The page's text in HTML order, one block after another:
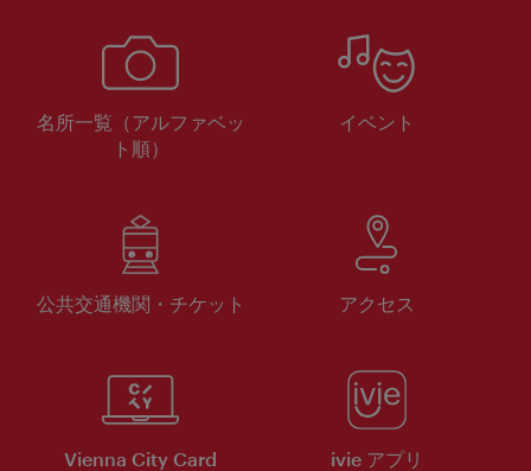
名所一覧（アルファベッ
ト順）
イベント
公共交通機関・チケット アクセス
Vienna City Card ivie アプリ